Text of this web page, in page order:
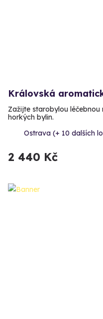
Královská
Zažijte starobylou
horkých bylin.
Ostrava (+ 10 dalších
2 440 Kč